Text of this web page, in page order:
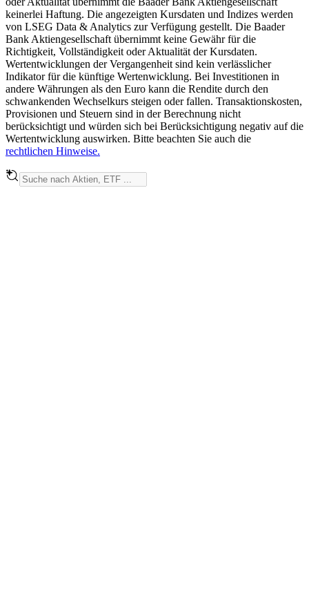
keinerlei Haftung. Die angezeigten Kursdaten und Indizes werden
von LSEG Data & Analytics zur Verfügung gestellt. Die Baader
Bank Aktiengesellschaft übernimmt keine Gewähr für die
Richtigkeit, Vollständigkeit oder Aktualität der Kursdaten.
Wertentwicklungen der Vergangenheit sind kein verlässlicher
Indikator für die künftige Wertenwicklung. Bei Investitionen in
andere Währungen als den Euro kann die Rendite durch den
schwankenden Wechselkurs steigen oder fallen. Transaktionskosten,
Provisionen und Steuern sind in der Berechnung nicht
berücksichtigt und würden sich bei Berücksichtigung negativ auf die
Wertentwicklung auswirken. Bitte beachten Sie auch die
rechtlichen Hinweise.